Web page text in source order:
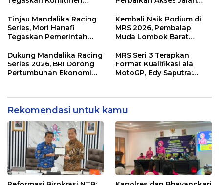
Dampak Ekonomi
Kawasan
di KEK Mandalika
Tinjau Mandalika Racing
Series, Mori Hanafi
Tegaskan Pemerintah
NTB
Kembali Naik Podium di
MRS 2026, Pembalap
Muda Lombok Barat
Menuju Tingkat Asia
Dukung Mandalika Racing
Series 2026, BRI Dorong
Pertumbuhan Ekonomi
MRS Seri 3 Terapkan
Format Kualifikasi ala
MotoGP, Edy Saputra:
Rekomendasi untuk kamu